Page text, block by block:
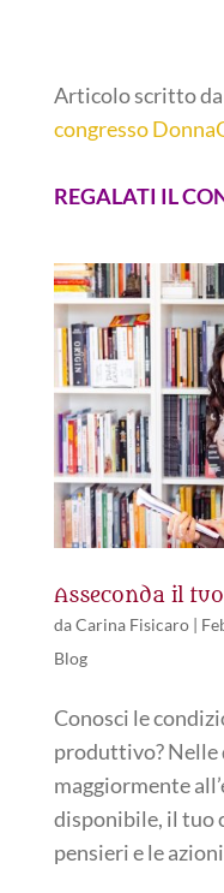
Articolo scritto
congresso
REGALATI IL
Asseconda il
daCarina Fisicaro|
Blog
Conosci le
produttivo? Nelle
maggiormente
disponibile, il tuo
pensieri e le